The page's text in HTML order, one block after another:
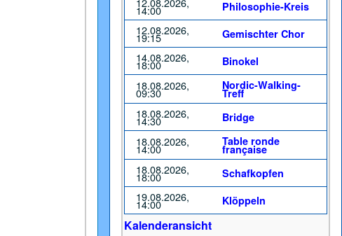
14:00 Philosophie-Kreis
12.08.2026,
19:15 Gemischter Chor
14.08.2026,
18:00 Binokel
18.08.2026,
09:30
Nordic-Walking-
Treff
18.08.2026,
14:30 Bridge
18.08.2026,
14:00
Table ronde
française
18.08.2026,
18:00 Schafkopfen
19.08.2026,
14:00 Klöppeln
Kalenderansicht